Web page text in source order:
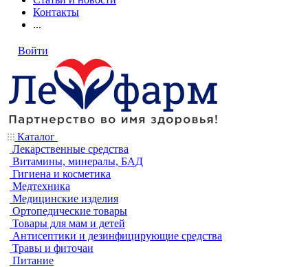
Контакты
...
Войти
Каталог
Лекарственные средства
Витамины, минералы, БАД
Гигиена и косметика
Медтехника
Медицинские изделия
Ортопедические товары
Товары для мам и детей
Антисептики и дезинфицирующие средства
Травы и фиточаи
Питание